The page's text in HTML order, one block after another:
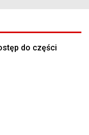
do części